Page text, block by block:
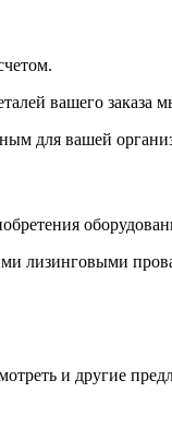
вашего заказа
для вашей
лизинговыми
и другие